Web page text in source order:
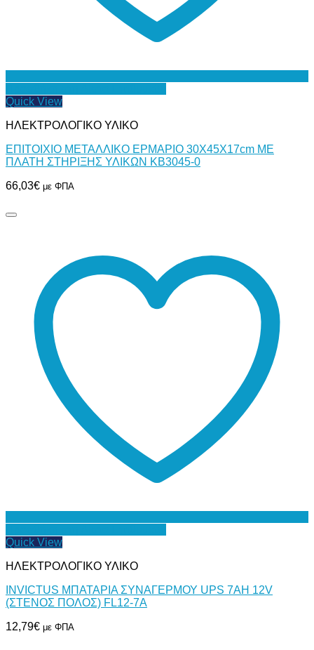
Quick View
ΗΛΕΚΤΡΟΛΟΓΙΚΟ ΥΛΙΚΟ
ΕΠΙΤΟΙΧΙΟ ΜΕΤΑΛΛΙΚΟ ΕΡΜΑΡΙΟ 30Χ45Χ17cm ΜΕ
ΠΛΑΤΗ ΣΤΗΡΙΞΗΣ ΥΛΙΚΩΝ ΚΒ3045-0
66,03€ με ΦΠΑ
Quick View
ΗΛΕΚΤΡΟΛΟΓΙΚΟ ΥΛΙΚΟ
INVICTUS ΜΠΑΤΑΡΙΑ ΣΥΝΑΓΕΡΜΟΥ UPS 7AH 12V
(ΣΤΕΝΟΣ ΠΟΛΟΣ) FL12-7A
12,79€ με ΦΠΑ